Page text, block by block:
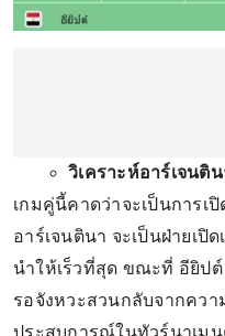
วิเคราะห์อาร์เจนติ
เกมคู่นี้คาดว่าจะเป็นการเ
อาร์เจนตินา จะเป็นฝ่ายเปิ
นำให้เร็วที่สุด ขณะที่ อียิป
รอจังหวะสวนกลับจากควา
ประสบการณ์ในทัวร์นาเม